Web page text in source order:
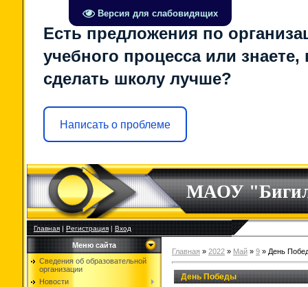
Версия для слабовидящих
Есть предложения по
учебного процесса или знаете,
сделать школу лучше?
Написать о проблеме
МАОУ
Главная|Регистрация|Вход
Меню сайта
Сведения об образовательной
организации
Новости
Главная » 2022 » Май » 9 » День
День Победы